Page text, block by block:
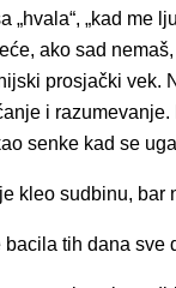
„hvala“, „kad me
ako sad
prosjački vek.
i
senke kad se
kleo sudbinu, bar
tih dana sve